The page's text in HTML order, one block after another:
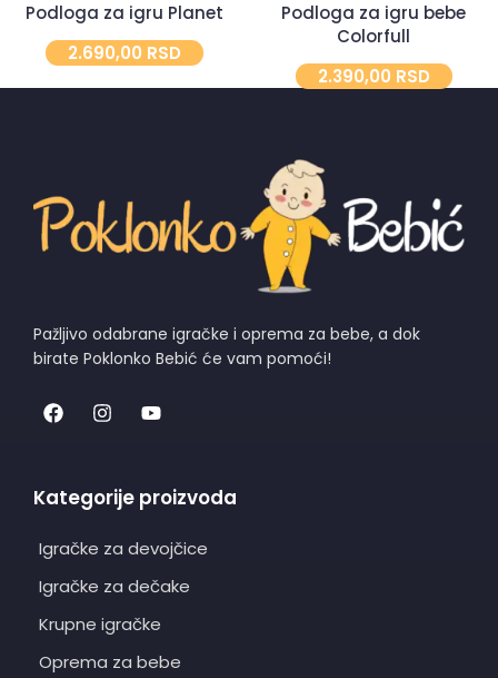
Podloga za igru Planet
2.690,00 RSD
Podloga za igru bebe
Colorfull
2.390,00 RSD
Pažljivo odabrane igračke i oprema za bebe, a dok
birate Poklonko Bebić će vam pomoći!
Kategorije proizvoda
Igračke za devojčice
Igračke za dečake
Krupne igračke
Oprema za bebe